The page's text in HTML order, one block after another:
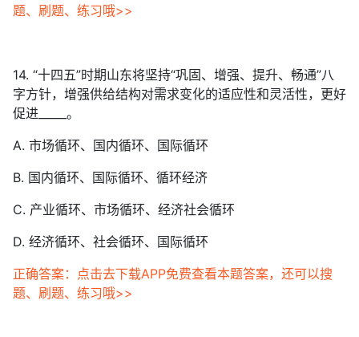
题、刷题、练习哦>>
14. “十四五”时期山东将坚持“巩固、增强、提升、畅通”八
字方针，增强供给结构对需求变化的适应性和灵活性，更好
促进_____。
A. 市场循环、国内循环、国际循环
B. 国内循环、国际循环、循环经济
C. 产业循环、市场循环、经济社会循环
D. 经济循环、社会循环、国际循环
正确答案：点击去下载APP免费查看本题答案，还可以搜
题、刷题、练习哦>>